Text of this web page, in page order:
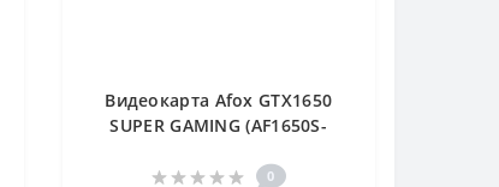
Видеокарта Afox GTX1650
SUPER GAMING (AF1650S-
0